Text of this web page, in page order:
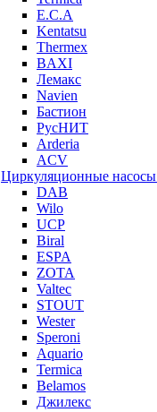
E.C.A
Kentatsu
Thermex
BAXI
Лемакс
Navien
Бастион
РусНИТ
Arderia
ACV
Циркуляционные насосы
DAB
Wilo
UCP
Biral
ESPA
ZOTA
Valtec
STOUT
Wester
Speroni
Aquario
Termica
Belamos
Джилекс